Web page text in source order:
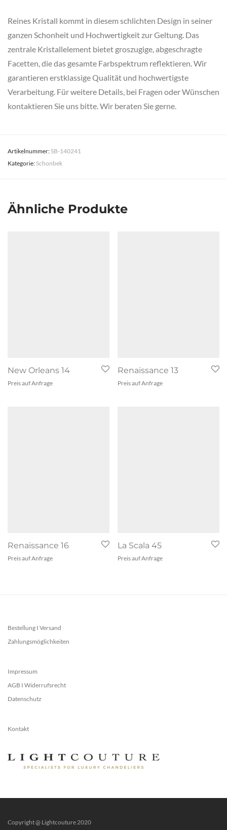
Reines Kristall kommt in diesem schlichten Design in seiner
ganzen Schonheit und Hochwertigkeit zur Geltung. Das
zentrale Kristallelement bietet groszugige, abgeschragte
Facetten, die das gesamte Farbspektrum reflektieren. Wir
garantieren erstklassige Qualität und hochwertigste
Verarbeitung. Für weitere Details, bei Fragen oder Wünschen
kontaktieren Sie uns bitte. Wir beraten Sie gerne.
Artikelnummer: SB-140241
Kategorie: Schonbek
Ähnliche Produkte
New Orleans 14
Preis auf Anfrage
Renaissance 13
Preis auf Anfrage
Renaissance 16
Preis auf Anfrage
La Scala 45
Preis auf Anfrage
Bestellung I Versand
Zahlungsmöglichkeiten
Impressum
AGB I Widerrufsrecht
Datenschutz
Kontakt
Copyright @ Lightcouture 2020